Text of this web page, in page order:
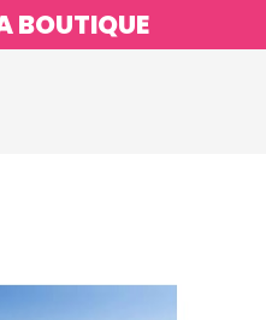
BOUTIQUE